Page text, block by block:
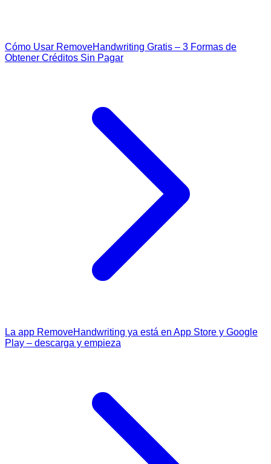
Cómo Usar RemoveHandwriting Gratis – 3 Formas de
Obtener Créditos Sin Pagar
La app RemoveHandwriting ya está en App Store y Google
Play – descarga y empieza